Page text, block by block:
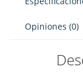
Opiniones (0)